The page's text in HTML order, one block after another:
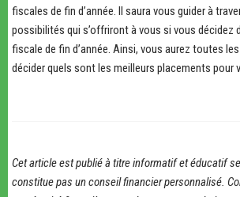
fiscales de fin d’année. Il saura vous guider à
possibilités qui s’offriront à vous si vous décidez
fiscale de fin d’année. Ainsi, vous aurez toutes
décider quels sont les meilleurs placements pour
Cet article est publié à titre informatif et éducatif
constitue pas un conseil financier personnalisé.